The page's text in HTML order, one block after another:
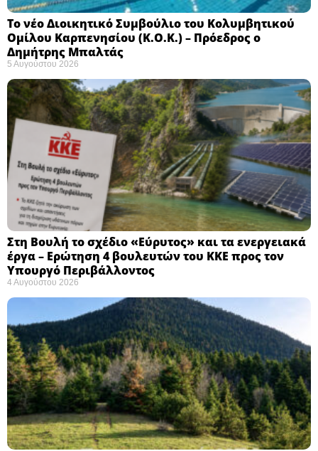
Το νέο Διοικητικό Συμβούλιο του Κολυμβητικού
Ομίλου Καρπενησίου (Κ.Ο.Κ.) – Πρόεδρος ο
Δημήτρης Μπαλτάς
5 Αυγούστου 2026
Στη Βουλή το σχέδιο «Εύρυτος» και τα ενεργειακά
έργα – Ερώτηση 4 βουλευτών του ΚΚΕ προς τον
Υπουργό Περιβάλλοντος
4 Αυγούστου 2026